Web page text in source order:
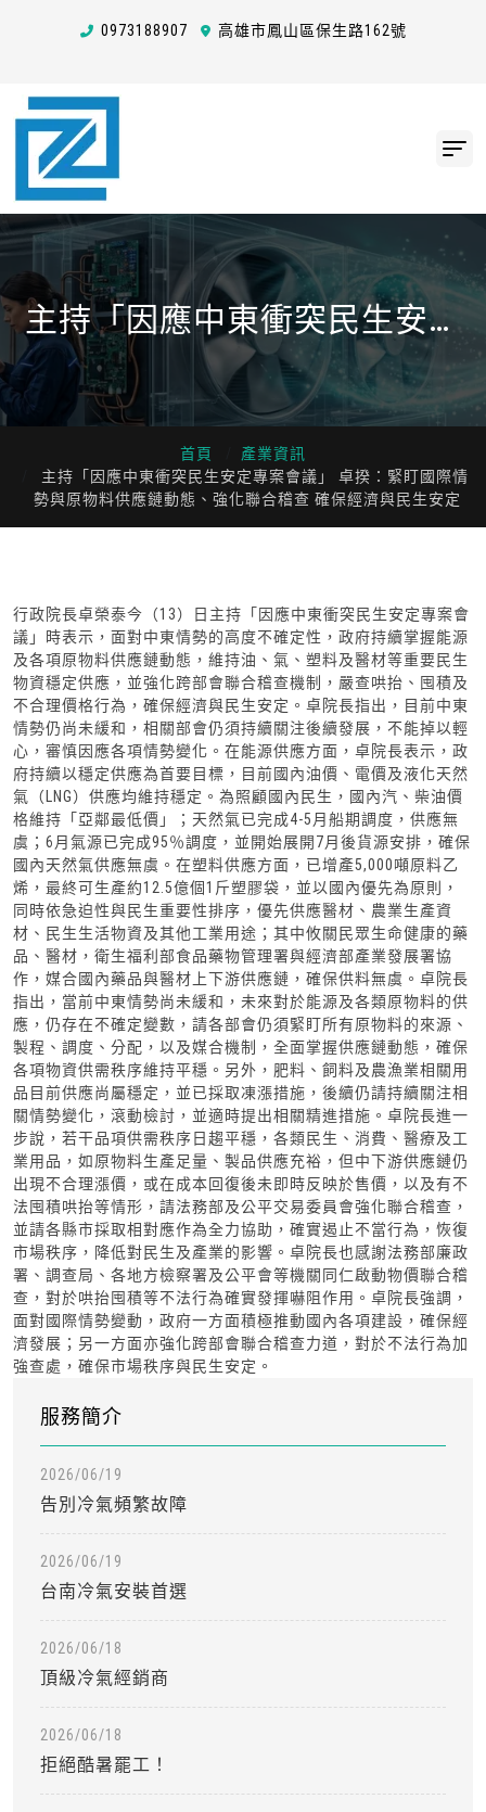
09731 88907 高雄市鳳山區保生路162號
主持「因應中東衝突民生安定
專案會議」 卓揆：緊盯國際情
勢與原物料供應鏈動態、強化
聯合稽查 確保經濟與民生安定
首頁
產業資訊
主持「因應中東衝突民生安定專案會議」 卓揆：緊盯國際情
勢與原物料供應鏈動態、強化聯合稽查 確保經濟與民生安定
服務簡介
2026/06/19
告別冷氣頻繁故障
2026/06/19
台南冷氣安裝首選
2026/06/18
頂級冷氣經銷商
2026/06/18
拒絕酷暑罷工！
行政院長卓榮泰今（13）日主持「因應中東衝突民生安定專案會
議」時表示，面對中東情勢的高度不確定性，政府持續掌握能源
及各項原物料供應鏈動態，維持油、氣、塑料及醫材等重要民生
物資穩定供應，並強化跨部會聯合稽查機制，嚴查哄抬、囤積及
不合理價格行為，確保經濟與民生安定。卓院長指出，目前中東
情勢仍尚未緩和，相關部會仍須持續關注後續發展，不能掉以輕
心，審慎因應各項情勢變化。在能源供應方面，卓院長表示，政
府持續以穩定供應為首要目標，目前國內油價、電價及液化天然
氣（LNG）供應均維持穩定。為照顧國內民生，國內汽、柴油價
格維持「亞鄰最低價」；天然氣已完成4-5月船期調度，供應無
虞；6月氣源已完成95％調度，並開始展開7月後貨源安排，確保
國內天然氣供應無虞。在塑料供應方面，已增產5,000噸原料乙
烯，最終可生產約12.5億個1斤塑膠袋，並以國內優先為原則，
同時依急迫性與民生重要性排序，優先供應醫材、農業生產資
材、民生生活物資及其他工業用途；其中攸關民眾生命健康的藥
品、醫材，衛生福利部食品藥物管理署與經濟部產業發展署協
作，媒合國內藥品與醫材上下游供應鏈，確保供料無虞。卓院長
指出，當前中東情勢尚未緩和，未來對於能源及各類原物料的供
應，仍存在不確定變數，請各部會仍須緊盯所有原物料的來源、
製程、調度、分配，以及媒合機制，全面掌握供應鏈動態，確保
各項物資供需秩序維持平穩。另外，肥料、飼料及農漁業相關用
品目前供應尚屬穩定，並已採取凍漲措施，後續仍請持續關注相
關情勢變化，滾動檢討，並適時提出相關精進措施。卓院長進一
步說，若干品項供需秩序日趨平穩，各類民生、消費、醫療及工
業用品，如原物料生產足量、製品供應充裕，但中下游供應鏈仍
出現不合理漲價，或在成本回復後未即時反映於售價，以及有不
法囤積哄抬等情形，請法務部及公平交易委員會強化聯合稽查，
並請各縣市採取相對應作為全力協助，確實遏止不當行為，恢復
市場秩序，降低對民生及產業的影響。卓院長也感謝法務部廉政
署、調查局、各地方檢察署及公平會等機關同仁啟動物價聯合稽
查，對於哄抬囤積等不法行為確實發揮嚇阻作用。卓院長強調，
面對國際情勢變動，政府一方面積極推動國內各項建設，確保經
濟發展；另一方面亦強化跨部會聯合稽查力道，對於不法行為加
強查處，確保市場秩序與民生安定。